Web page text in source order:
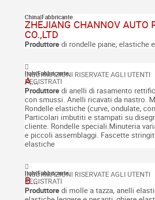
China|Fabbricante
ZHEJIANG CHANNOV AUTO
CO.,LTD
Produttore di rondelle piane, elastiche
Italy|Fabbricante
A...
Produttore di anelli di rasamento
con smussi. Anelli ricavati da nastro.
Rondelle elastiche (curve, ondulate,
Particolari imbutiti e stampati su
cliente. Rondelle speciali.Minuteria
e piccoli assemblaggi. Fascette
elastiche
Italy|Fabbricante
B...
Produttore di molle a tazza, anelli